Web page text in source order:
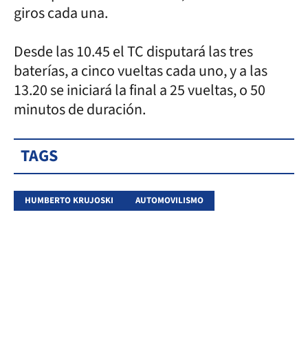
giros cada una.
Desde las 10.45 el TC disputará las tres
baterías, a cinco vueltas cada uno, y a las
13.20 se iniciará la final a 25 vueltas, o 50
minutos de duración.
TAGS
HUMBERTO KRUJOSKI AUTOMOVILISMO